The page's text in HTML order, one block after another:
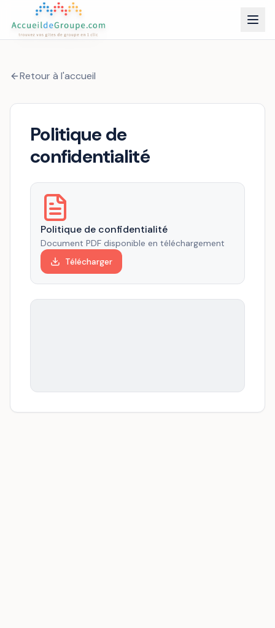
Retour à l'accueil
Politique de
confidentialité
Politique de confidentialité
Document PDF disponible en téléchargement
Télécharger